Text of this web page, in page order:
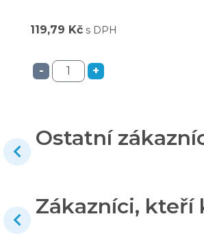
119,79 Kč s DPH
- +
Ostatní
Zákazníci, kteří